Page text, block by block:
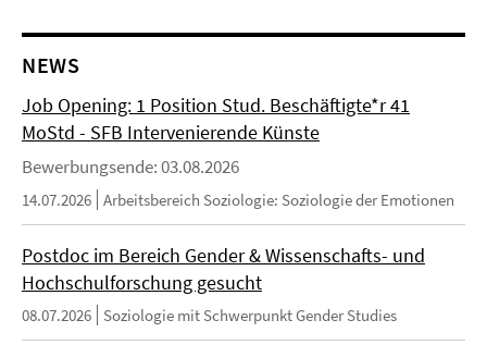
NEWS
Job Opening: 1 Position Stud. Beschäftigte*r 41
MoStd - SFB Intervenierende Künste
Bewerbungsende: 03.08.2026
14.07.2026 Arbeitsbereich Soziologie: Soziologie der Emotionen
Postdoc im Bereich Gender & Wissenschafts- und
Hochschulforschung gesucht
08.07.2026 Soziologie mit Schwerpunkt Gender Studies